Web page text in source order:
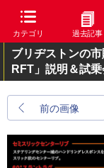
カテゴリ 過去記事
ブリヂストンの
RFT」説明＆試乗
前の画像